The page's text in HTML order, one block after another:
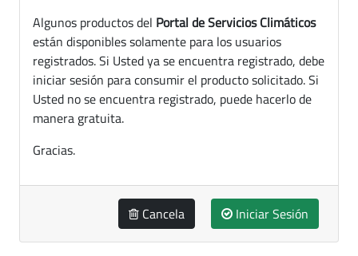
Algunos productos del Portal de Servicios Climáticos
están disponibles solamente para los usuarios
registrados. Si Usted ya se encuentra registrado, debe
iniciar sesión para consumir el producto solicitado. Si
Usted no se encuentra registrado, puede hacerlo de
manera gratuita.
Gracias.
Cancela Iniciar Sesión